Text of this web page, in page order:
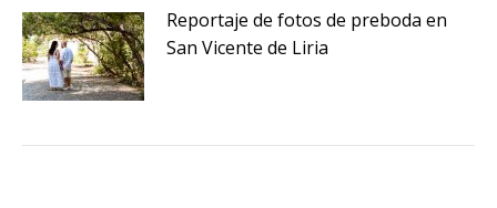
Reportaje de fotos de preboda en
San Vicente de Liria